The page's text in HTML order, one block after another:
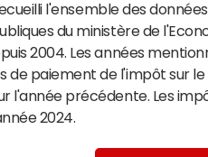
l'ensemble des
du ministère de
2004. Les années
de paiement de l'impôt sur le
l'année précédente. Les
2024.